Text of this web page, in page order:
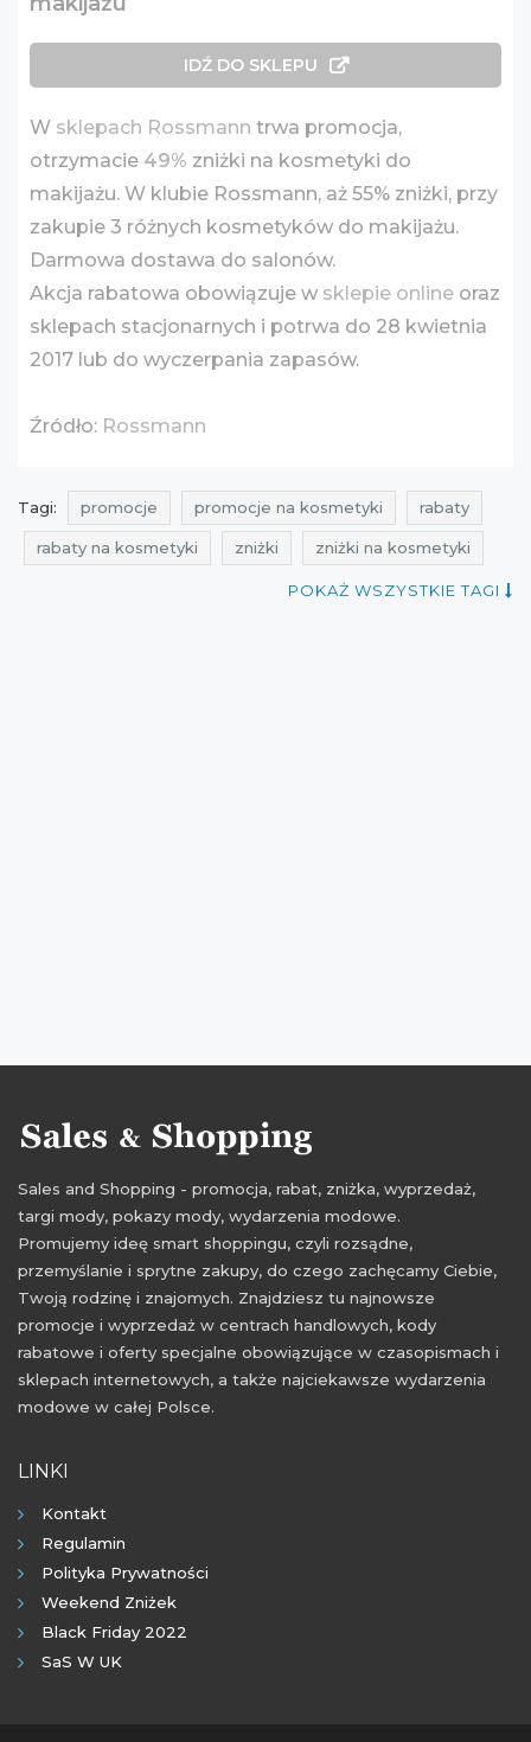
IDŹ DO SKLEPU
W sklepach Rossmann trwa promocja,
otrzymacie 49% zniżki na kosmetyki do
makijażu. W klubie Rossmann, aż 55% zniżki, przy
zakupie 3 różnych kosmetyków do makijażu.
Darmowa dostawa do salonów.
Akcja rabatowa obowiązuje w sklepie online oraz
sklepach stacjonarnych i potrwa do 28 kwietnia
2017 lub do wyczerpania zapasów.
Źródło: Rossmann
Tagi: promocje promocje na kosmetyki rabaty
rabaty na kosmetyki zniżki zniżki na kosmetyki
przeceny na kosmetyki okazje
POKAŻ WSZYSTKIE TAGI
Sales and Shopping - promocja, rabat, zniżka, wyprzedaż,
targi mody, pokazy mody, wydarzenia modowe.
Promujemy ideę smart shoppingu, czyli rozsądne,
przemyślanie i sprytne zakupy, do czego zachęcamy Ciebie,
Twoją rodzinę i znajomych. Znajdziesz tu najnowsze
promocje i wyprzedaż w centrach handlowych, kody
rabatowe i oferty specjalne obowiązujące w czasopismach i
sklepach internetowych, a także najciekawsze wydarzenia
modowe w całej Polsce.
LINKI
Kontakt
Regulamin
Polityka Prywatności
Weekend Zniżek
Black Friday 2022
SaS W UK